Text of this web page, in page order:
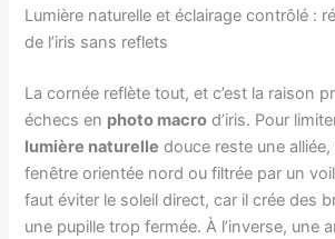
Lumière naturelle et éclairage contrôlé :
de l’iris sans reflets
La cornée reflète tout, et c’est la raison
échecs en photo macro d’iris. Pour
lumière naturelle douce reste une
fenêtre orientée nord ou filtrée par un
faut éviter le soleil direct, car il crée des
une pupille trop fermée. À l’inverse, une